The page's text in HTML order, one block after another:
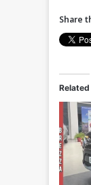
Share
Related